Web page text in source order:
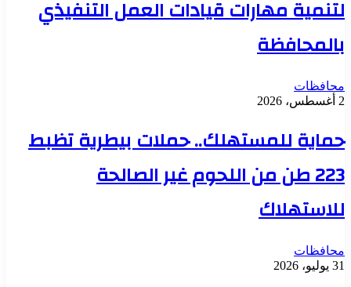
لتنمية مهارات قيادات العمل التنفيذي
بالمحافظة
محافظات
2 أغسطس، 2026
حماية للمستهلك.. حملات بيطرية تظبط
223 طن من اللحوم غير الصالحة
للاستهلاك
محافظات
31 يوليو، 2026